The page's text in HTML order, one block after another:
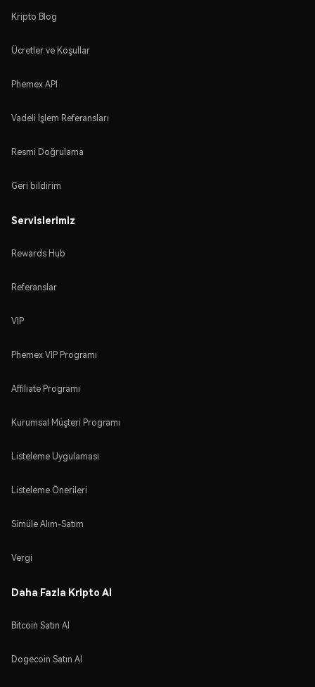
Kripto Blog
Ücretler ve Koşullar
Phemex API
Vadeli İşlem Referansları
Resmi Doğrulama
Geri bildirim
Servislerimiz
Rewards Hub
Referanslar
VIP
Phemex VIP Programı
Affiliate Programı
Kurumsal Müşteri Programı
Listeleme Uygulaması
Listeleme Önerileri
Simüle Alım-Satım
Vergi
Daha Fazla Kripto Al
Bitcoin Satın Al
Dogecoin Satın Al